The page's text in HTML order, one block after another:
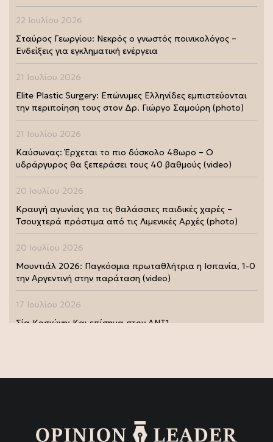
22 Ιουλίου 2026
Σταύρος Γεωργίου: Νεκρός ο γνωστός ποινικολόγος –
Ενδείξεις για εγκληματική ενέργεια
21 Ιουλίου 2026
Elite Plastic Surgery: Επώνυμες Ελληνίδες εμπιστεύονται
την περιποίηση τους στον Δρ. Γιώργο Σαμούρη (photo)
21 Ιουλίου 2026
Καύσωνας: Έρχεται το πιο δύσκολο 48ωρο – Ο
υδράργυρος θα ξεπεράσει τους 40 βαθμούς (video)
20 Ιουλίου 2026
Κραυγή αγωνίας για τις θαλάσσιες παιδικές χαρές –
Τσουχτερά πρόστιμα από τις Λιμενικές Αρχές (photo)
20 Ιουλίου 2026
Μουντιάλ 2026: Παγκόσμια πρωταθλήτρια η Ισπανία, 1-0
την Αργεντινή στην παράταση (video)
17 Ιουλίου 2026
Σία Κοσιώνη: Και επίσημα στον ΑΝΤ1
της Μάρως Κοντού (photo)
Μάρω Κοντού: Πέθανε η σπουδαία ηθοποιός (video)